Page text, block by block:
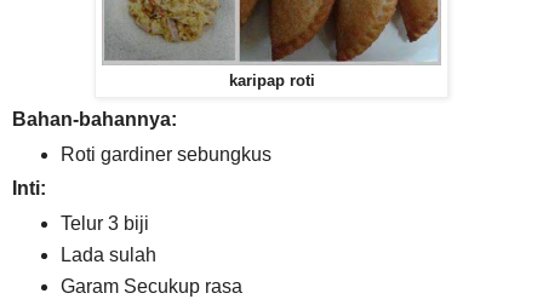
karipap roti
Bahan-bahannya:
Roti gardiner sebungkus
Inti:
Telur 3 biji
Lada sulah
Garam Secukup rasa